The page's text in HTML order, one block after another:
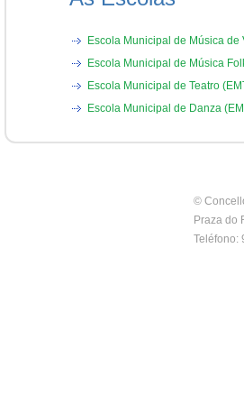
Escola Municipal de Música de
Escola Municipal de Música
Escola Municipal de Teatro
Escola Municipal de Danza
©
Praza do
Teléfono: